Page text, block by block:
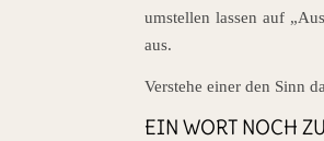
umstellen lassen auf
aus.
Verstehe einer den Sinn
EIN WORT NOCH